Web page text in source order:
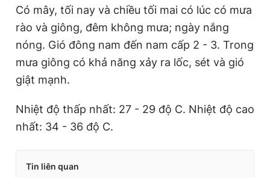
Có mây, tối nay và chiều tối mai có lúc có mưa
rào và giông, đêm không mưa; ngày nắng
nóng. Gió đông nam đến nam cấp 2 - 3. Trong
mưa giông có khả năng xảy ra lốc, sét và gió
giật mạnh.
Nhiệt độ thấp nhất: 27 - 29 độ C. Nhiệt độ cao
nhất: 34 - 36 độ C.
Tin liên quan